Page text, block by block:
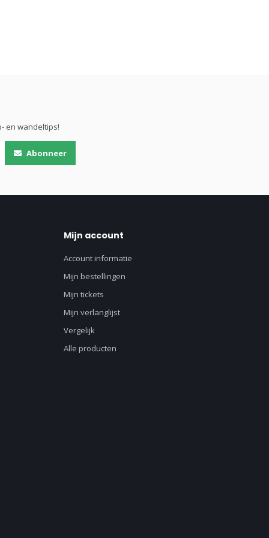
en wandeltips!
Abonneer
Mijn account
Account informatie
Mijn bestellingen
Mijn tickets
Mijn verlanglijst
Vergelijk
Alle producten